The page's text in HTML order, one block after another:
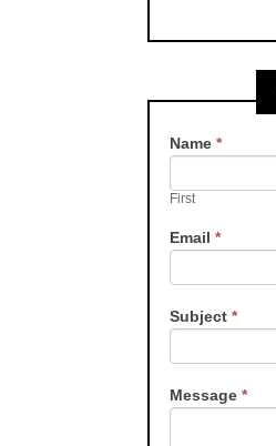
Contact
Us
Name *
First
Email *
Subject *
Message *